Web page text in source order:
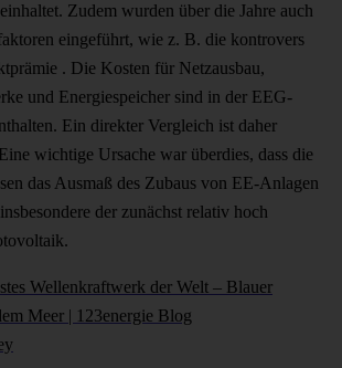
Zudem wurden über die Jahre auch
eingeführt, wie z. B. die kontrovers
. Die Kosten für Netzausbau,
und Energiespeicher sind in der EEG-
Ein direkter Vergleich ist daher
wichtige Ursache war überdies, dass die
das Ausmaß des Zubaus von EE-Anlagen
der zunächst relativ hoch
Wellenkraftwerk der Welt – Blauer
Meer | 123energie Blog